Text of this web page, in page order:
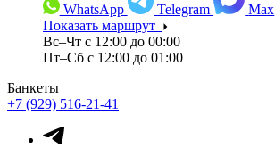
WhatsApp Telegram
Max
Показать маршрут
Вс–Чт с 12:00 до 00:00
Пт–Сб с 12:00 до 01:00
Банкеты
+7 (929) 516-21-41